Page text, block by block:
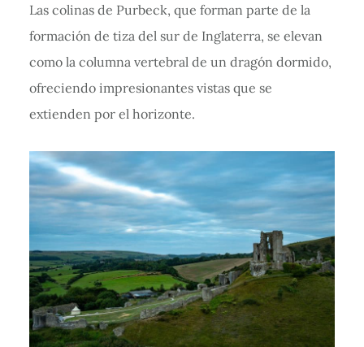
Las colinas de Purbeck, que forman parte de la
formación de tiza del sur de Inglaterra, se elevan
como la columna vertebral de un dragón dormido,
ofreciendo impresionantes vistas que se
extienden por el horizonte.